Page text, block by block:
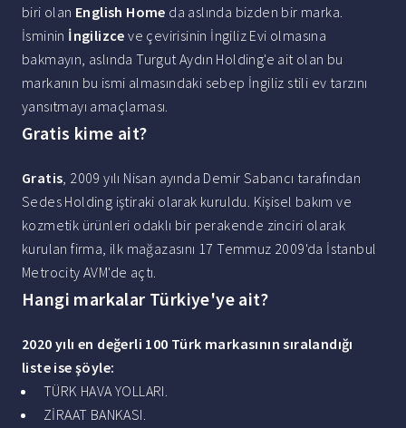
biri olan English Home da aslında bizden bir marka.
İsminin İngilizce ve çevirisinin İngiliz Evi olmasına
bakmayın, aslında Turgut Aydın Holding'e ait olan bu
markanın bu ismi almasındaki sebep İngiliz stili ev tarzını
yansıtmayı amaçlaması.
Gratis kime ait?
Gratis, 2009 yılı Nisan ayında Demir Sabancı tarafından
Sedes Holding iştiraki olarak kuruldu. Kişisel bakım ve
kozmetik ürünleri odaklı bir perakende zinciri olarak
kurulan firma, ilk mağazasını 17 Temmuz 2009'da İstanbul
Metrocity AVM'de açtı.
Hangi markalar Türkiye'ye ait?
2020 yılı en değerli 100 Türk markasının sıralandığı
liste ise şöyle:
TÜRK HAVA YOLLARI.
ZİRAAT BANKASI.